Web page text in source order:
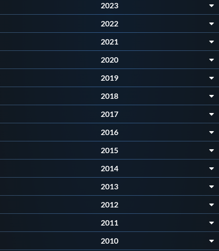
Area Legislativa
Qualità
Sostenibilità
Cookie Policy
2023
2022
2021
2020
2019
2018
2017
2016
2015
2014
2013
2012
2011
2010